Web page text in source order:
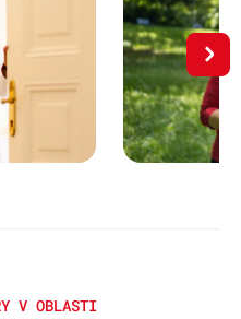
V OBLASTI